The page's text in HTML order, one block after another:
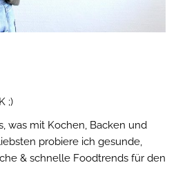
;)
was mit Kochen, Backen und
probiere ich gesunde,
& schnelle Foodtrends für den